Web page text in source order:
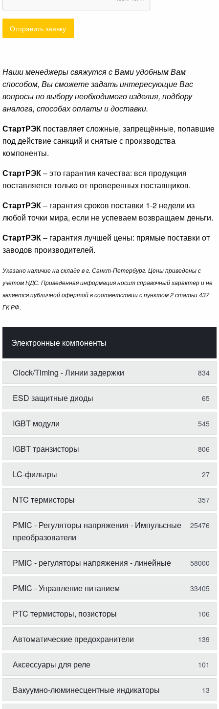
Отправить заявку
Наши менеджеры свяжутся с Вами удобным Вам
способом, Вы сможете задать интересующие Вас
вопросы по выбору необходимого изделия, подбору
аналога, способах оплаты и доставки.
СтартРЭК поставляет сложные, запрещённые, попавшие
под действие санкций и снятые с производства
компоненты.
СтартРЭК– это гарантия качества: вся продукция
поставляется только от проверенных поставщиков.
СтартРЭК– гарантия сроков поставки 1-2 недели из
любой точки мира, если не успеваем возвращаем деньги.
СтартРЭК– гарантия лучшей цены: прямые поставки от
заводов производителей.
Указано наличие на складе в г. Санкт-Петербург. Цены приведены с
учетом НДС. Приведенная информация носит справочный характер и не
является публичной офертой в соответствии с пунктом 2 статьи 437
ГК РФ.
Электронные компоненты
Clock/Timing - Линии задержки 834
ESD защитные диоды 65
IGBT модули 545
IGBT транзисторы 806
LC-фильтры 27
NTC термисторы 357
PMIC - Регуляторы напряжения - Импульсные
преобразователи
25476
PMIC - регуляторы напряжения - линейные 58000
PMIC - Управление питанием 33405
PTC термисторы, позисторы 106
Автоматические предохранители 139
Аксессуары для реле 101
Вакуумно-люминесцентные индикаторы 13